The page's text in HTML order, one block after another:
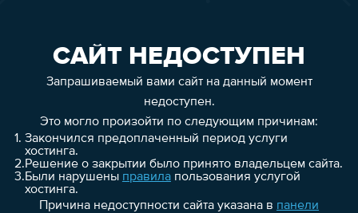
САЙТ НЕДОСТУПЕН
Запрашиваемый вами сайт на данный момент
недоступен.
Это могло произойти по следующим причинам:
1. Закончился предоплаченный период услуги
хостинга.
2.Решение о закрытии было принято владельцем сайта.
3.Были нарушены правилапользования услугой
хостинга.
Причина недоступности сайта указана в панели